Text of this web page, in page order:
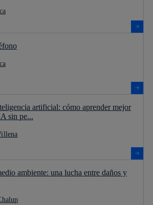
artificial: cómo aprender mejor
sin pe...
ambiente: una lucha entre daños y